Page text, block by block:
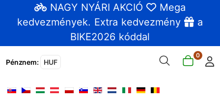
NAGY NYÁRI AKCIÓ
Mega
kedvezmények. Extra kedvezmény
a
BIKE2026 kóddal
Pénznem: HUF
0
Válasszon nyelvet